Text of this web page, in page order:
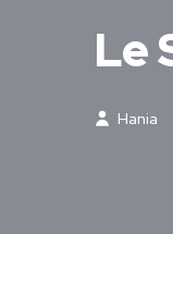
Le
Hania